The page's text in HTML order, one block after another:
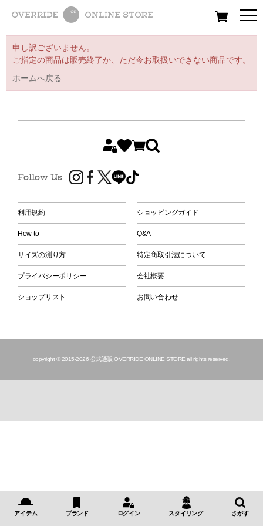
All Women Men
申し訳ございません。
ご指定の商品は販売終了か、ただ今お取扱いできない商品です。
ホームへ戻る
Follow Us
利用規約 ショッピングガイド
How to Q&A
サイズの測り方 特定商取引法について
プライバシーポリシー 会社概要
ショップリスト お問い合わせ
copyright © 2015-2026 公式通販 OVERRIDE ONLINE STORE all rights reserved.
アイテム ブランド ログイン スタイリング さがす